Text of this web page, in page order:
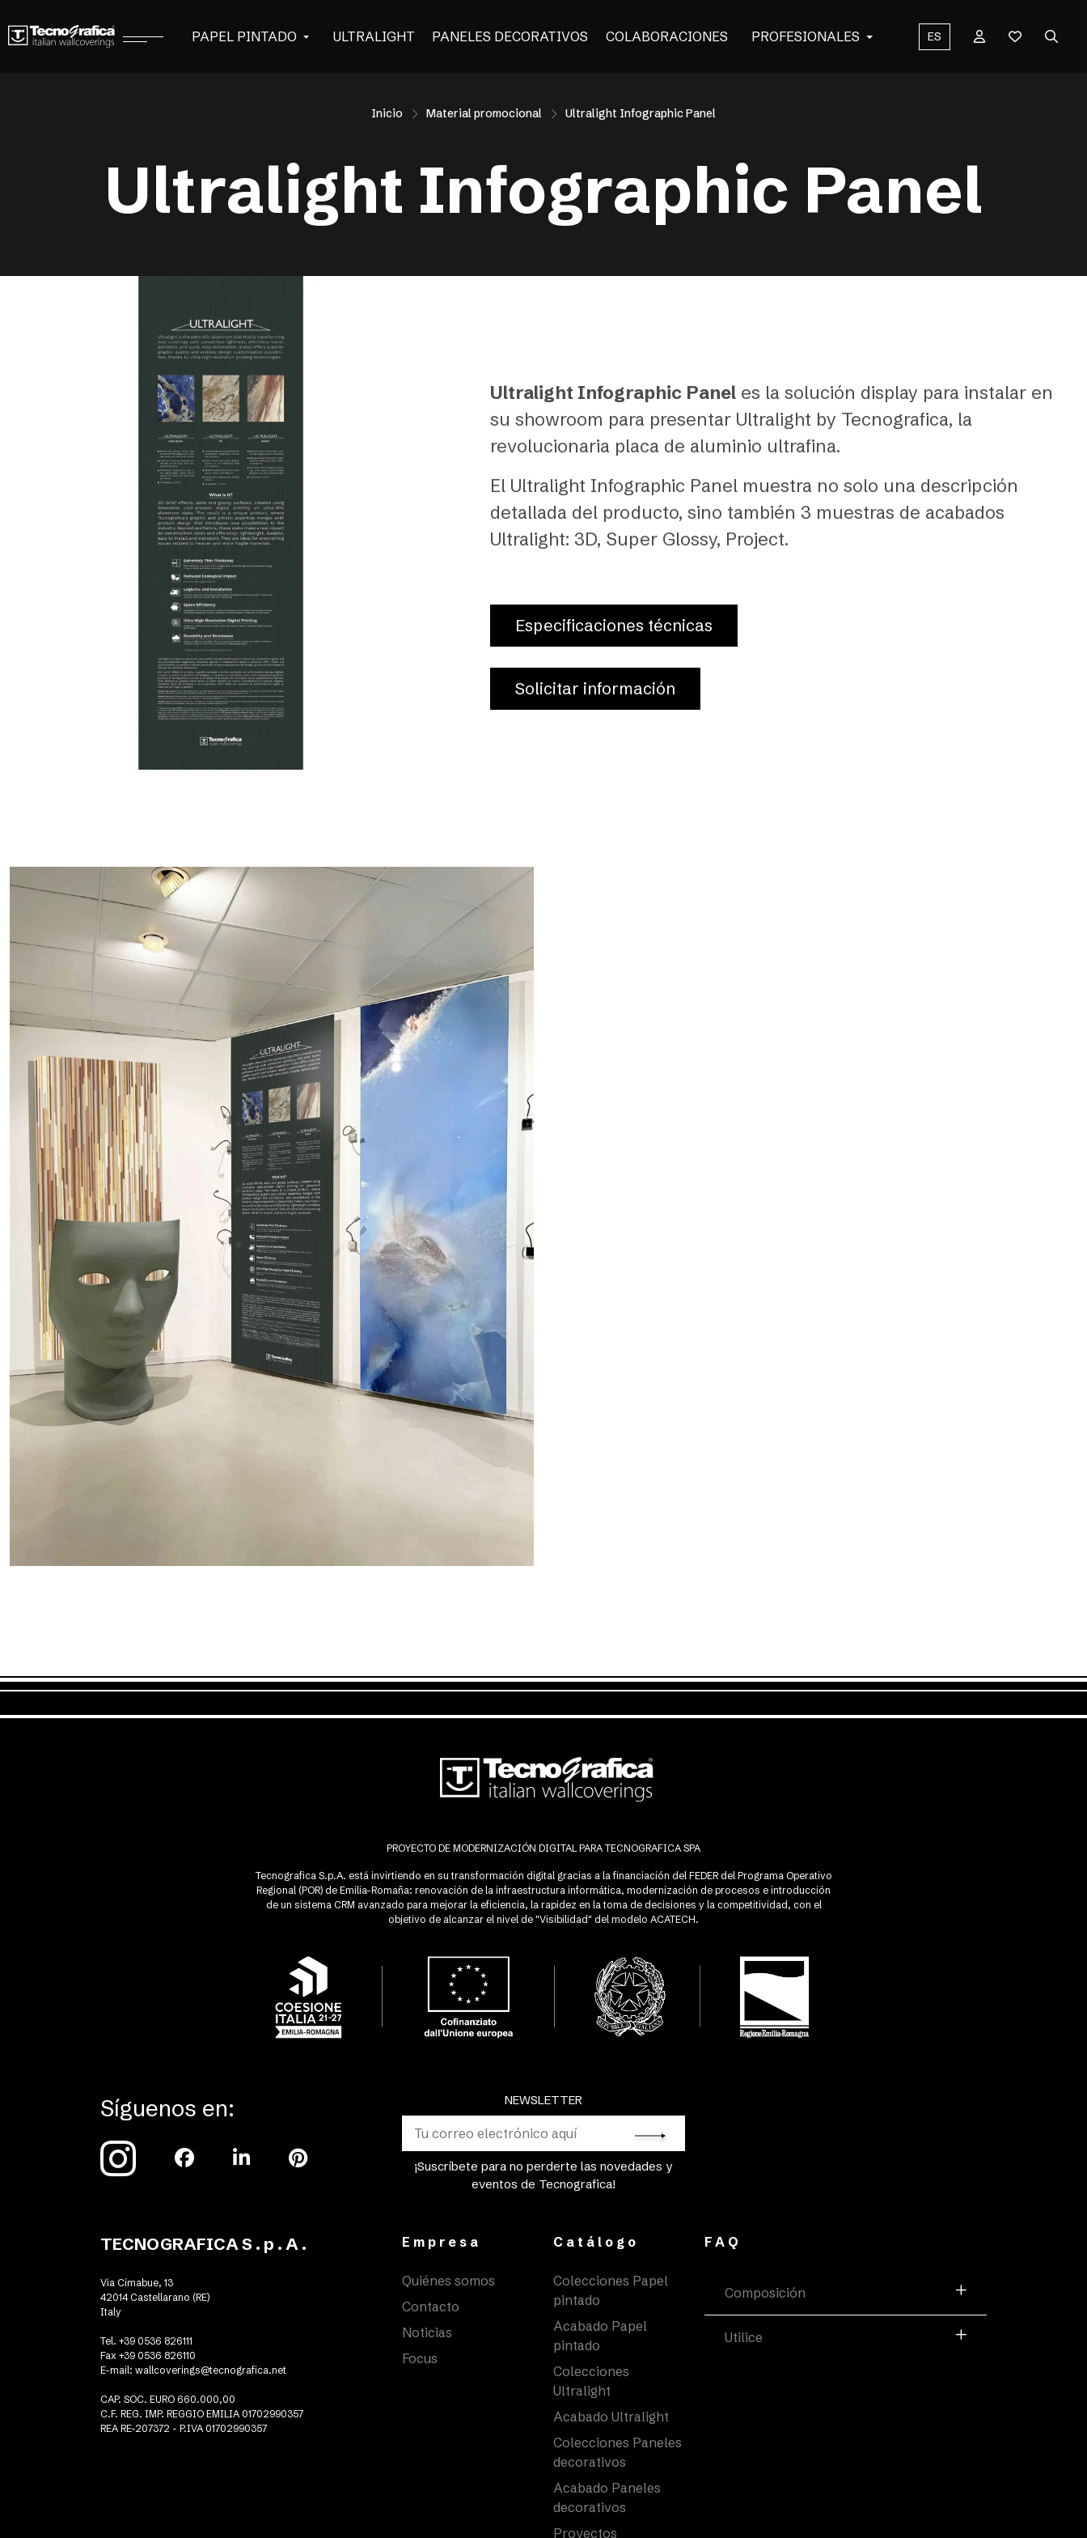
PAPEL PINTADO ULTRALIGHT PANELES DECORATIVOS COLABORACIONES PROFESIONALES ES
Inicio Material promocional Ultralight Infographic Panel
Ultralight Infographic Panel
Ultralight Infographic Panel es la solución display para instalar en
su showroom para presentar Ultralight by Tecnografica, la
revolucionaria placa de aluminio ultrafina.
El Ultralight Infographic Panel muestra no solo una descripción
detallada del producto, sino también 3 muestras de acabados
Ultralight: 3D, Super Glossy, Project.
Especificaciones técnicas
Solicitar información
PROYECTO DE MODERNIZACIÓN DIGITAL PARA TECNOGRAFICA SPA
Tecnografica S.p.A. está invirtiendo en su transformación digital gracias a la financiación del FEDER del Programa Operativo
Regional (POR) de Emilia-Romaña: renovación de la infraestructura informática, modernización de procesos e introducción
de un sistema CRM avanzado para mejorar la eficiencia, la rapidez en la toma de decisiones y la competitividad, con el
objetivo de alcanzar el nivel de "Visibilidad" del modelo ACATECH.
Síguenos en: NEWSLETTER
¡Suscríbete para no perderte las novedades y
eventos de Tecnografica!
TECNOGRAFICA S . p . A .
Via Cimabue, 13
42014 Castellarano (RE)
Italy
Tel. +39 0536 826111
Fax +39 0536 826110
E-mail: wallcoverings@tecnografica.net
CAP. SOC. EURO 660.000,00
C.F. REG. IMP. REGGIO EMILIA 01702990357
REA RE-207372 - P.IVA 01702990357
Empresa
Quiénes somos
Contacto
Noticias
Focus
Catálogo
Colecciones Papel
pintado
Acabado Papel
pintado
Colecciones
Ultralight
Acabado Ultralight
Colecciones Paneles
decorativos
Acabado Paneles
decorativos
Proyectos
FAQ
Composición
Utilice